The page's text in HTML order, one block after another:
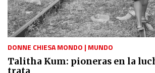
DONNE CHIESA MONDO | MUNDO
Talitha Kum: pioneras en la
Analytical
Functional